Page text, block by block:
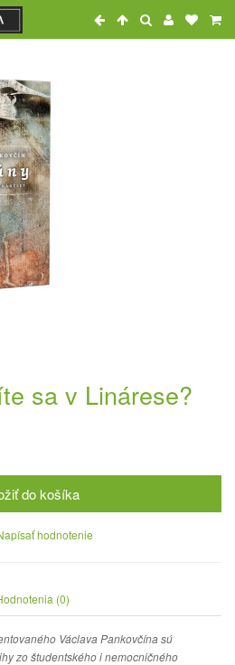
sa v Linárese?
do košíka
hodnotenie
(0)
Václava Pankovčína sú
zo študentského i nemocničného